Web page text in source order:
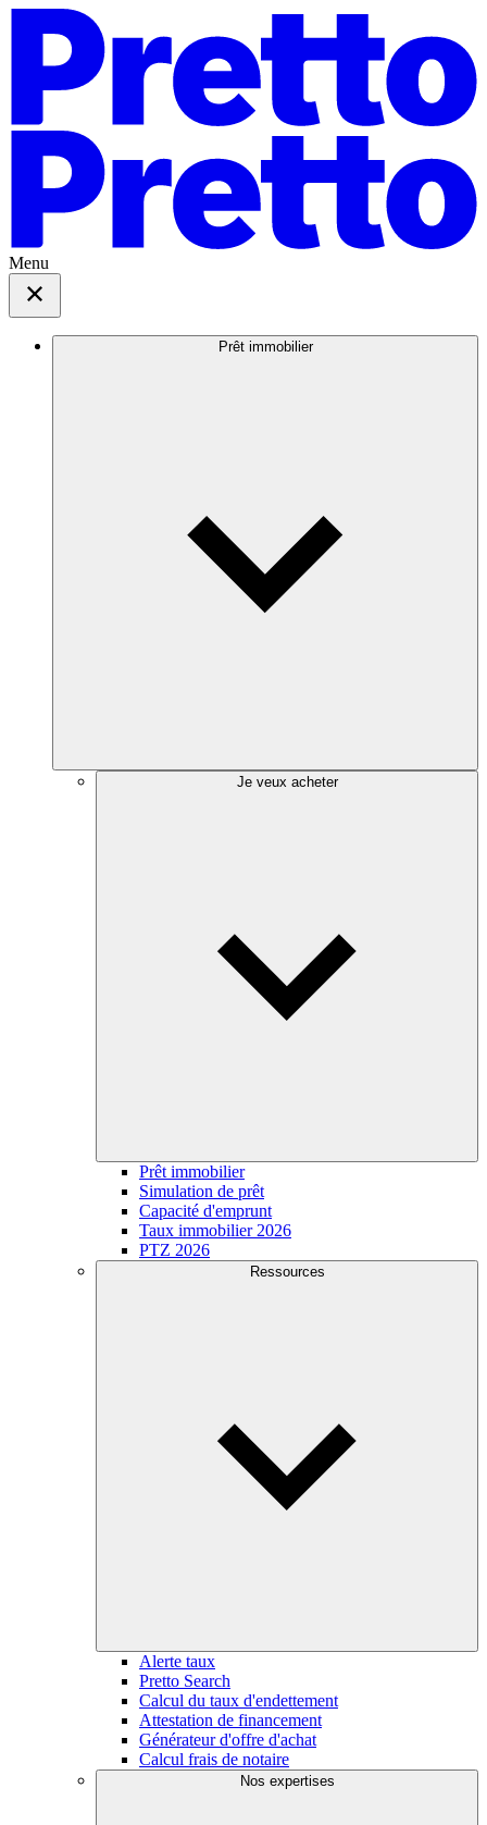
Menu
Prêt immobilier
Je veux acheter
Prêt immobilier
Simulation de prêt
Capacité d'emprunt
Taux immobilier 2026
PTZ 2026
Ressources
Alerte taux
Pretto Search
Calcul du taux d'endettement
Attestation de financement
Générateur d'offre d'achat
Calcul frais de notaire
Nos expertises